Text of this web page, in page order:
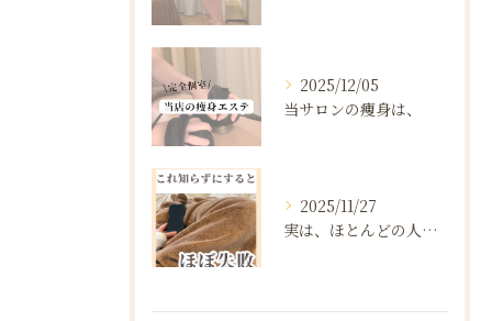
2025/12/05
当サロンの痩身は、
2025/11/27
実は、ほとんどの人は“ダイエットを始める前の段階”で失敗が確...